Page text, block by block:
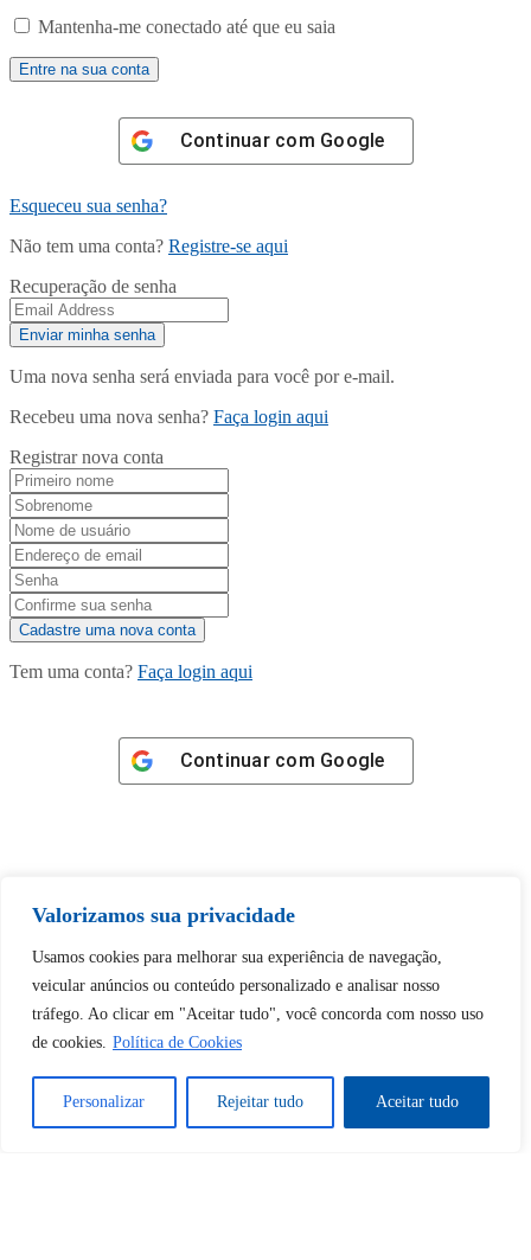
Valorizamos sua privacidade
Usamos cookies para melhorar sua experiência de navegação,
veicular anúncios ou conteúdo personalizado e analisar nosso
tráfego. Ao clicar em "Aceitar tudo", você concorda com nosso uso
de cookies. Política de Cookies
Personalizar Rejeitar tudo Aceitar tudo
Mantenha-me conectado até que eu saia
Continuar com Google
Esqueceu sua senha?
Não tem uma conta? Registre-se aqui
Recuperação de senha
Uma nova senha será enviada para você por e-mail.
Recebeu uma nova senha? Faça login aqui
Registrar nova conta
Tem uma conta? Faça login aqui
Continuar com Google
Tem certeza de que deseja
desbloquear esta publicação?
Desbloquear esquerda : 0
Sim